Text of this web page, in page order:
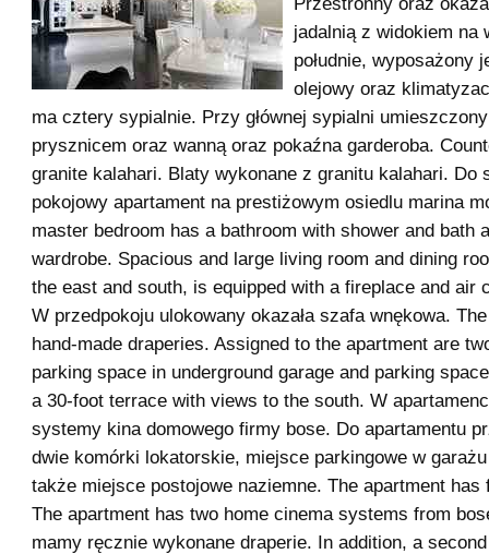
jadalnią z widokiem na
południe, wyposażony
olejowy oraz
ma cztery sypialnie. Przy głównej sypialni
prysznicem oraz wanną oraz pokaźna garderoba.
granite kalahari. Blaty wykonane z granitu kalahari. Do
pokojowy apartament na prestiżowym osiedlu marina
master bedroom has a bathroom with shower and bath
wardrobe. Spacious and large living room and dining
the east and south, is equipped with a fireplace and air
W przedpokoju ulokowany okazała szafa wnękowa.
hand-made draperies. Assigned to the apartment are
parking space in underground garage and parking
a 30-foot terrace with views to the south. W
systemy kina domowego firmy bose. Do apartamentu
dwie komórki lokatorskie, miejsce parkingowe w
także miejsce postojowe naziemne. The apartment has
The apartment has two home cinema systems from
mamy ręcznie wykonane draperie. In addition, a